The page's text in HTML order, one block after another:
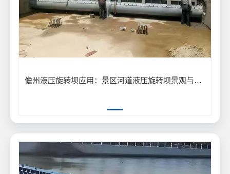
儋州液压旋转坝应用：景区河道液压旋转坝景观与泄洪工程